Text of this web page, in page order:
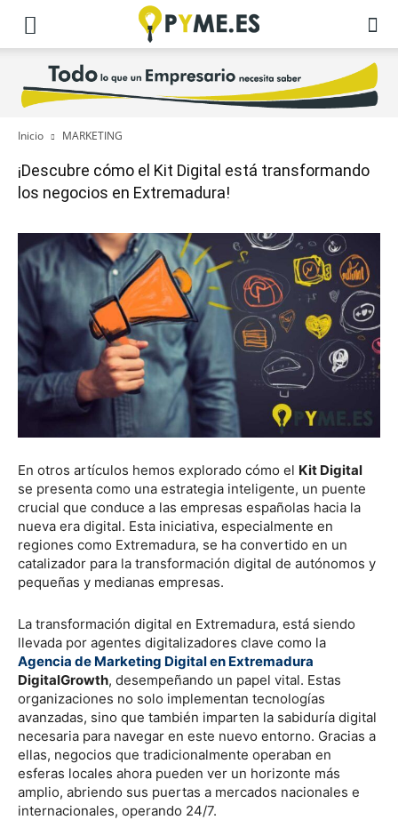
Inicio MARKETING
¡Descubre cómo el Kit Digital está transformando
los negocios en Extremadura!
En otros artículos hemos explorado cómo el Kit Digital
se presenta como una estrategia inteligente, un puente
crucial que conduce a las empresas españolas hacia la
nueva era digital. Esta iniciativa, especialmente en
regiones como Extremadura, se ha convertido en un
catalizador para la transformación digital de autónomos y
pequeñas y medianas empresas.
La transformación digital en Extremadura, está siendo
llevada por agentes digitalizadores clave como la
Agencia de Marketing Digital en Extremadura
DigitalGrowth, desempeñando un papel vital. Estas
organizaciones no solo implementan tecnologías
avanzadas, sino que también imparten la sabiduría digital
necesaria para navegar en este nuevo entorno. Gracias a
ellas, negocios que tradicionalmente operaban en
esferas locales ahora pueden ver un horizonte más
amplio, abriendo sus puertas a mercados nacionales e
internacionales, operando 24/7.